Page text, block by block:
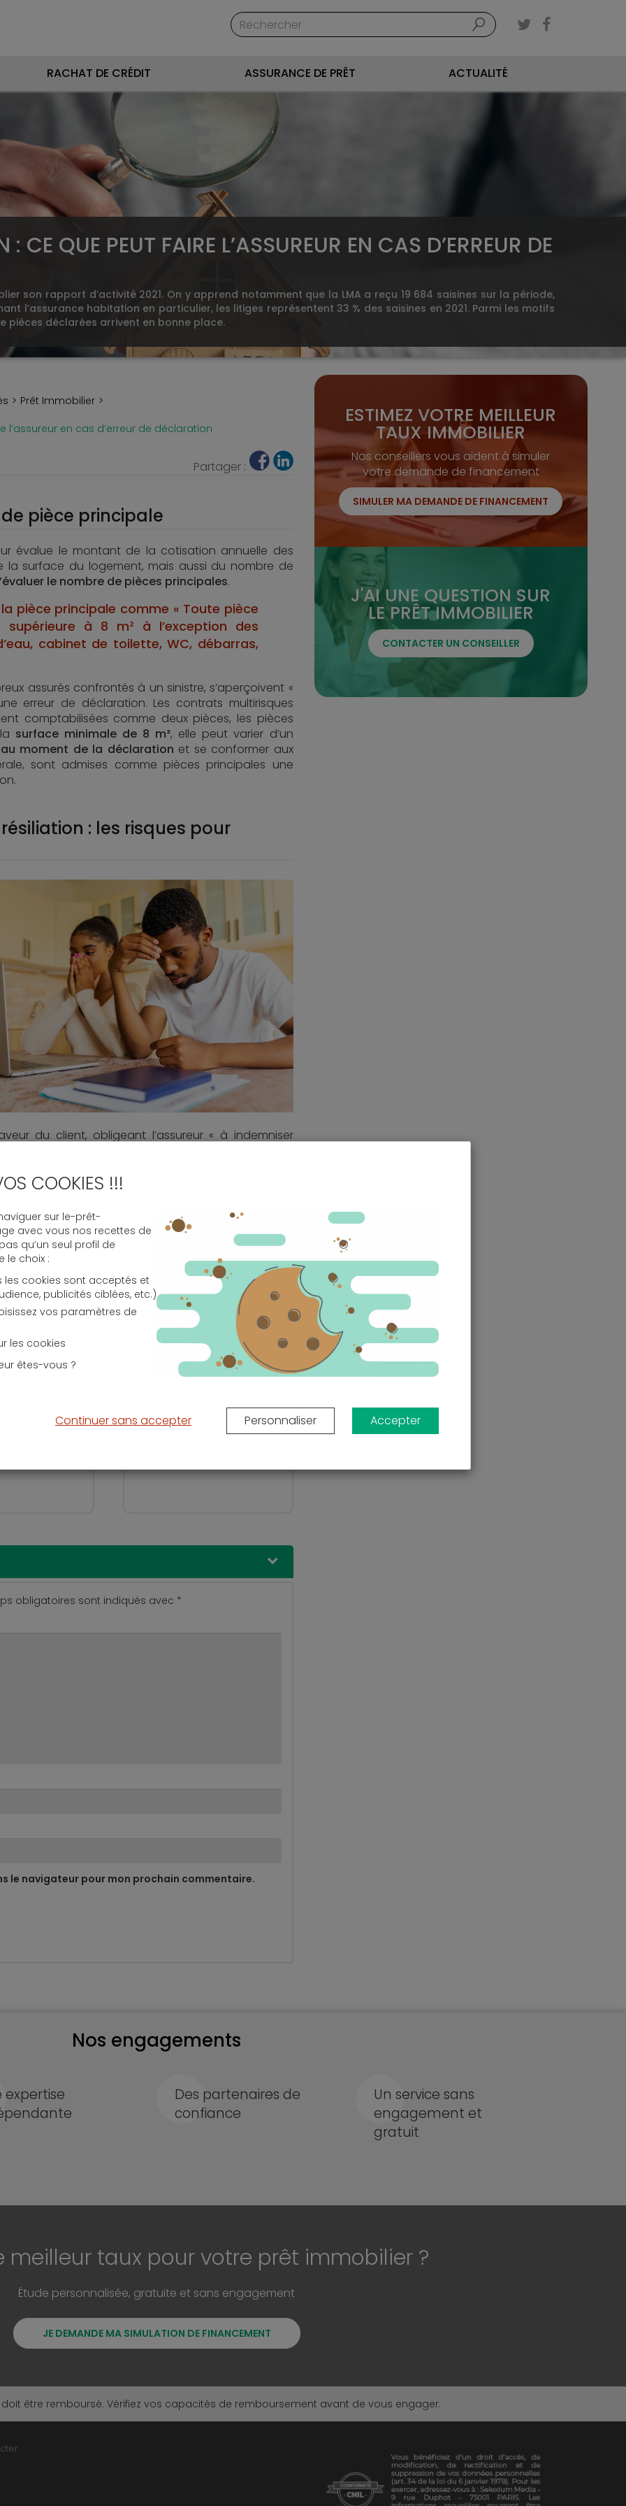
RACHAT DE CRÉDIT ASSURANCE DE PRÊT ACTUALITÉ
CE QUE PEUT FAIRE L’ASSUREUR EN CAS D’ERREUR DE
son rapport d’activité 2021. On y apprend notamment que la LMA a reçu 19 684 saisines sur la période,
l’assurance habitation en particulier, les litiges représentent 33 % des saisines en 2021. Parmi les motifs
pièces déclarées arrivent en bonne place.
Prêt Immobilier
en cas d’erreur de déclaration
Partager :
pièce principale
évalue le montant de la cotisation annuelle des
la surface du logement, mais aussi du nombre de
le nombre de pièces principales.
pièce principale comme « Toute pièce
supérieure à 8 m² à l’exception des
cabinet de toilette, WC, débarras,
assurés confrontés à un sinistre, s’aperçoivent «
erreur de déclaration. Les contrats multirisques
comptabilisées comme deux pièces, les pièces
surface minimale de 8 m², elle peut varier d’un
moment de la déclaration et se conformer aux
sont admises comme pièces principales une
: les risques pour
du client, obligeant l’assureur « à indemniser
».
à R113-14 du Code des assurances, la plateforme du
peut résilier un contrat d’habitation suite à un
toutefois, cette mention doit apparaître clairement
l’objet d’unenotification
. L’assureur doit, en outre,
entre la résiliation et la date d’échéance initiale.
de plus en plus lourd
en 10 ans
l’assurance
Jeudi 30 avril 2026
Livret A : boudé par les
Français, quelles autres
obligatoires sont indiqués avec *
le navigateur pour mon prochain commentaire.
ESTIMEZ VOTRE MEILLEUR
TAUX IMMOBILIER
Nos conseillers vous aident à simuler
votre demande de financement
SIMULER MA DEMANDE DE FINANCEMENT
J'AI UNE QUESTION SUR
LE PRÊT IMMOBILIER
CONTACTER UN CONSEILLER
Nos engagements
expertise
Des partenaires de
confiance
Un service sans
engagement et
gratuit
meilleur taux pour votre prêt immobilier ?
Étude personnalisée, gratuite et sans engagement
JE DEMANDE MA SIMULATION DE FINANCEMENT
être remboursé. Vérifiez vos capacités de remboursement avant de vous engager.
COOKIES !!!
sur le-prêt-
avec vous nos recettes de
qu’un seul profil de
le choix :
les cookies sont acceptés et
publicités ciblées, etc.)
vos paramètres de
les cookies
êtes-vous ?
Continuer sans accepter Personnaliser Accepter